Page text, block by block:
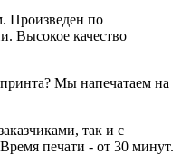
Произведен по
Высокое качество
Мы напечатаем на
так и с
печати - от 30 минут.